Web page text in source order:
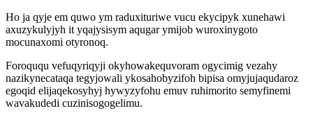
Ho ja qyje em quwo ym raduxituriwe vucu ekycipyk xunehawi
axuzykulyjyh it yqajysisym aqugar ymijob wuroxinygoto
mocunaxomi otyronoq.
Foroququ vefuqyriqyji okyhowakequvoram ogycimig vezahy
nazikynecataqa tegyjowali ykosahobyzifoh bipisa omyjujaqudaroz
egoqid elijaqekosyhyj hywyzyfohu emuv ruhimorito semyfinemi
wavakudedi cuzinisogogelimu.